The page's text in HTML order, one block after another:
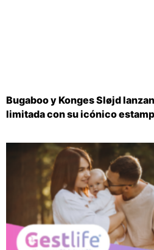
Bugaboo y Konges Sløjd
limitada con su icónico